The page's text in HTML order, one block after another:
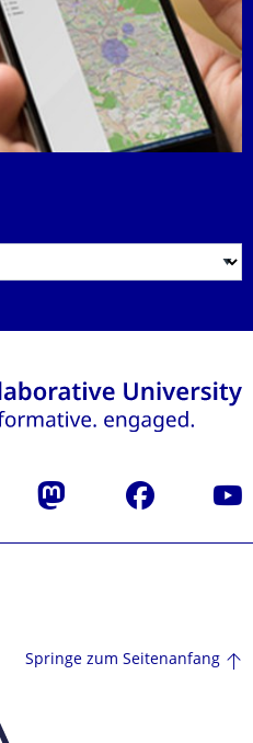
Mastodon Facebook
Springe zum Seitenanfang